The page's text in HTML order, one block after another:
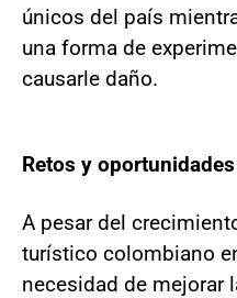
únicos del país
una forma de
causarle daño.
Retos y oportunidades
A pesar del
turístico colombiano
necesidad de mejorar